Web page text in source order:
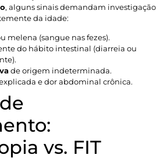
, alguns sinais demandam investigação
da idade:
melena (sangue nas fezes).
do hábito intestinal (diarreia ou
de origem indeterminada.
e dor abdominal crônica.
vs. FIT